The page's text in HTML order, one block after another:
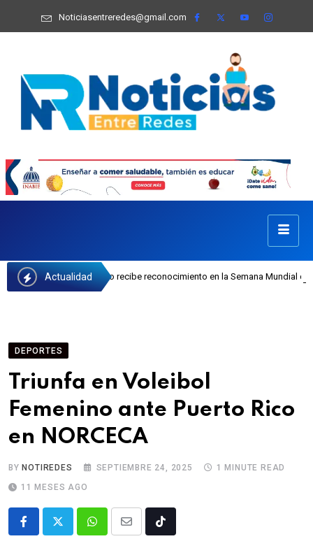
Noticiasentreredes@gmail.com
Actualidad
Castillo recibe reconocimiento en la Semana Mundial de la Lactancia
DEPORTES
Triunfa en Voleibol
Femenino ante Puerto Rico
en NORCECA
BYNOTIREDES SEPTIEMBRE 24, 2025
1 MINUTE READ
11 MESES AGO